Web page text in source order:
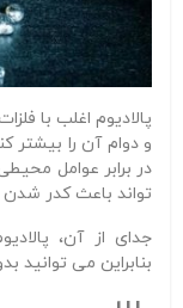
پالادیوم اغلب با
و دوام آن را بیشتر
در برابر عوامل
تواند باعث کدر
جدای از آن،
بنابراین می توانید